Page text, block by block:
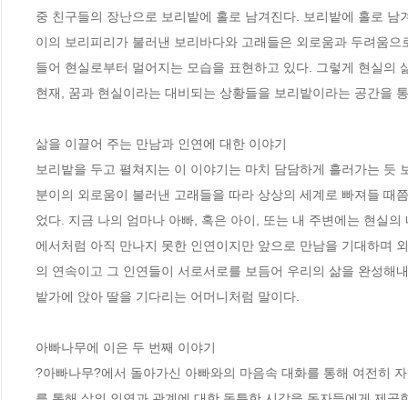
중 친구들의 장난으로 보리밭에 홀로 남겨진다. 보리밭에 홀로
이의 보리피리가 불러낸 보리바다와 고래들은 외로움과 두려움
들어 현실로부터 멀어지는 모습을 표현하고 있다. 그렇게 현실의
현재, 꿈과 현실이라는 대비되는 상황들을 보리밭이라는 공간을
삶을 이끌어 주는 만남과 인연에 대한 이야기
보리밭을 두고 펼쳐지는 이 이야기는 마치 담담하게 흘러가는
분이의 외로움이 불러낸 고래들을 따라 상상의 세계로 빠져들 때
었다. 지금 나의 엄마나 아빠, 혹은 아이, 또는 내 주변에는 현실
에서처럼 아직 만나지 못한 인연이지만 앞으로 만남을 기대하며
의 연속이고 그 인연들이 서로서로를 보듬어 우리의 삶을 완성해
밭가에 앉아 딸을 기다리는 어머니처럼 말이다.
아빠나무에 이은 두 번째 이야기
?아빠나무?에서 돌아가신 아빠와의 마음속 대화를 통해 여전히